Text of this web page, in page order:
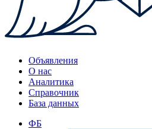
Объявления
О нас
Аналитика
Справочник
База данных
ФБ